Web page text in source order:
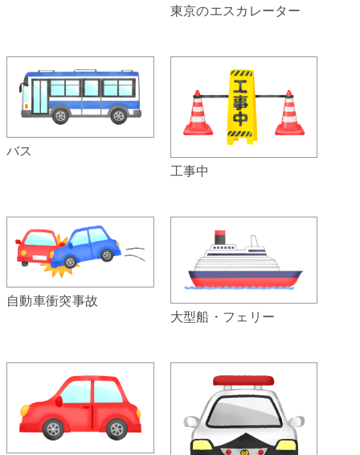
東京のエスカレーター
バス
工事中
自動車衝突事故
大型船・フェリー